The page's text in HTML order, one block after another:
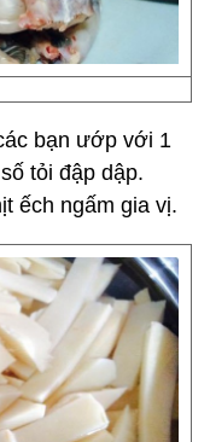
bạn ướp với 1
tỏi đập dập.
ếch ngấm gia vị.